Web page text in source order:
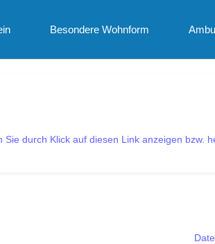
Besondere Wohnform
Sie durch Klick auf diesen Link anzeigen bzw.